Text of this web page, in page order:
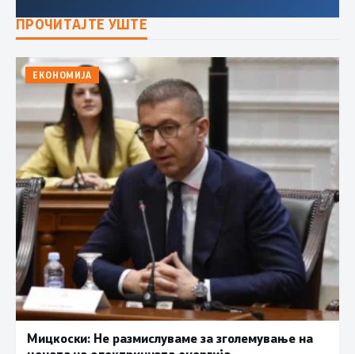
ПРОЧИТАЈТЕ УШТЕ
ЕКОНОМИЈА
Мицкоски: Не размислуваме за зголемување на